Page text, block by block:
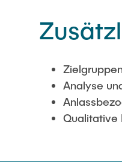
Analyse
Qualitative